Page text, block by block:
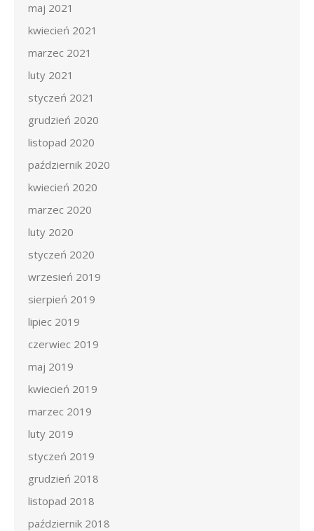
maj 2021
kwiecień 2021
marzec 2021
luty 2021
styczeń 2021
grudzień 2020
listopad 2020
październik 2020
kwiecień 2020
marzec 2020
luty 2020
styczeń 2020
wrzesień 2019
sierpień 2019
lipiec 2019
czerwiec 2019
maj 2019
kwiecień 2019
marzec 2019
luty 2019
styczeń 2019
grudzień 2018
listopad 2018
październik 2018